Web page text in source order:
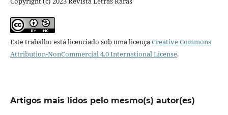
Este trabalho está licenciado sob uma licençaCreative Commons
Attribution-NonCommercial 4.0 International License.
Artigos mais lidos pelo mesmo(s) autor(es)